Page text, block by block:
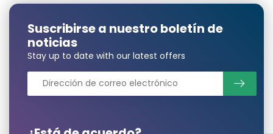
Suscribirse a nuestro boletín de
noticias
Stay up to date with our latest offers